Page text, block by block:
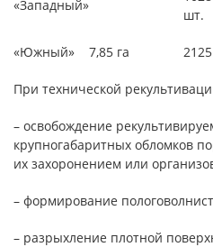
«Западный»
шт.
«Южный» 7,85 га
При технической
– освобождение
крупногабаритных обломков
их захоронением или
– формирование
– разрыхление плотной